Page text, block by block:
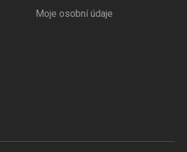
Moje osobní údaje